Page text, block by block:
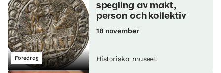
Föredrag
spegling av makt,
person och kollektiv
18 november
Historiska museet